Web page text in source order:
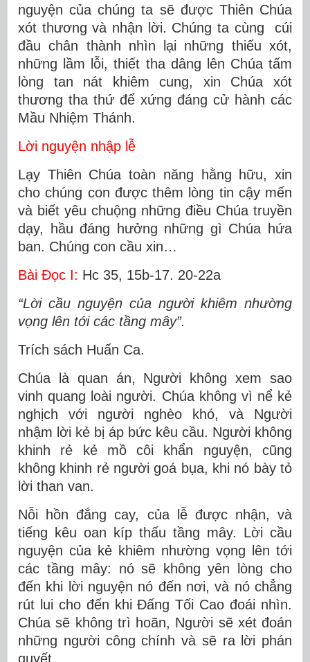
nguyện của chúng ta sẽ được Thiên Chúa
xót thương và nhận lời. Chúng ta cùng cúi
đầu chân thành nhìn lại những thiếu xót,
những lầm lỗi, thiết tha dâng lên Chúa tấm
lòng tan nát khiêm cung, xin Chúa xót
thương tha thứ để xứng đáng cử hành các
Mầu Nhiệm Thánh.
Lời nguyện nhập lễ
Lạy Thiên Chúa toàn năng hằng hữu, xin
cho chúng con được thêm lòng tin cậy mến
và biết yêu chuộng những điều Chúa truyền
dạy, hầu đáng hưởng những gì Chúa hứa
ban. Chúng con cầu xin…
Bài Ðọc I: Hc 35, 15b-17. 20-22a
“Lời cầu nguyện của người khiêm nhường
vọng lên tới các tầng mây”.
Trích sách Huấn Ca.
Chúa là quan án, Người không xem sao
vinh quang loài người. Chúa không vì nể kẻ
nghịch với người nghèo khó, và Người
nhậm lời kẻ bị áp bức kêu cầu. Người không
khinh rẻ kẻ mồ côi khẩn nguyện, cũng
không khinh rẻ người goá bụa, khi nó bày tỏ
lời than van.
Nỗi hồn đắng cay, của lễ được nhận, và
tiếng kêu oan kíp thấu tầng mây. Lời cầu
nguyện của kẻ khiêm nhường vọng lên tới
các tầng mây: nó sẽ không yên lòng cho
đến khi lời nguyện nó đến nơi, và nó chẳng
rút lui cho đến khi Ðấng Tối Cao đoái nhìn.
Chúa sẽ không trì hoãn, Người sẽ xét đoán
những người công chính và sẽ ra lời phán
quyết.